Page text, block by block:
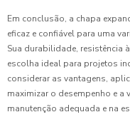
Em conclusão, a chapa
eficaz e confiável para uma
Sua durabilidade, resistência
escolha ideal para projetos
considerar as vantagens,
maximizar o desempenho e a
manutenção adequada e na